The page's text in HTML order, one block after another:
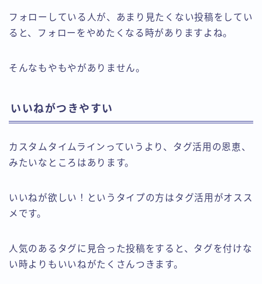
フォローしている人が、あまり見たくない投稿をしてい
ると、フォローをやめたくなる時がありますよね。
そんなもやもやがありません。
いいねがつきやすい
カスタムタイムラインっていうより、タグ活用の恩恵、
みたいなところはあります。
いいねが欲しい！というタイプの方はタグ活用がオスス
メです。
人気のあるタグに見合った投稿をすると、タグを付けな
い時よりもいいねがたくさんつきます。